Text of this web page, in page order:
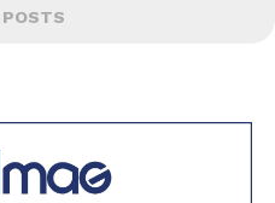
POSTS